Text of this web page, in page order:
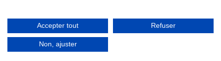
Accepter tout Refuser
Non, ajuster